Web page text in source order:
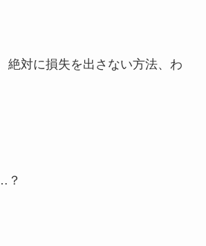
絶対に損失を出さない方法、わ
？